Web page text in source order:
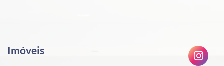
Imóveis